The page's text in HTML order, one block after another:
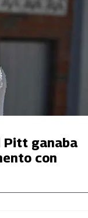
Pitt ganaba
con